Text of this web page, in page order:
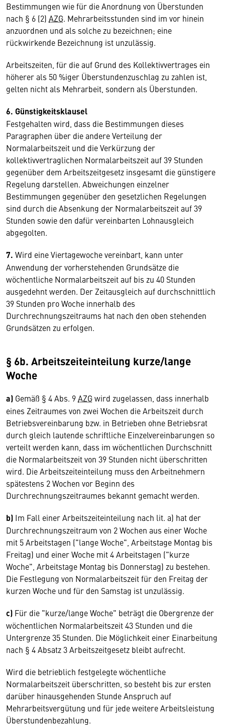
Bestimmungen wie für die Anordnung von Überstunden
nach § 6 (2) AZG. Mehrarbeitsstunden sind im vor hinein
anzuordnen und als solche zu bezeichnen; eine
rückwirkende Bezeichnung ist unzulässig.
Arbeitszeiten, für die auf Grund des Kollektivvertrages ein
höherer als 50 %iger Überstundenzuschlag zu zahlen ist,
gelten nicht als Mehrarbeit, sondern als Überstunden.
6. Günstigkeitsklausel
Festgehalten wird, dass die Bestimmungen dieses
Paragraphen über die andere Verteilung der
Normalarbeitszeit und die Verkürzung der
kollektivvertraglichen Normalarbeitszeit auf 39 Stunden
gegenüber dem Arbeitszeitgesetz insgesamt die günstigere
Regelung darstellen. Abweichungen einzelner
Bestimmungen gegenüber den gesetzlichen Regelungen
sind durch die Absenkung der Normalarbeitszeit auf 39
Stunden sowie den dafür vereinbarten Lohnausgleich
abgegolten.
7. Wird eine Viertagewoche vereinbart, kann unter
Anwendung der vorherstehenden Grundsätze die
wöchentliche Normalarbeitszeit auf bis zu 40 Stunden
ausgedehnt werden. Der Zeitausgleich auf durchschnittlich
39 Stunden pro Woche innerhalb des
Durchrechnungszeitraums hat nach den oben stehenden
Grundsätzen zu erfolgen.
§ 6b. Arbeitszeiteinteilung kurze/lange
Woche
a) Gemäß § 4 Abs. 9AZGwird zugelassen, dass innerhalb
eines Zeitraumes von zwei Wochen die Arbeitszeit durch
Betriebsvereinbarung bzw. in Betrieben ohne Betriebsrat
durch gleich lautende schriftliche Einzelvereinbarungen so
verteilt werden kann, dass im wöchentlichen Durchschnitt
die Normalarbeitszeit von 39 Stunden nicht überschritten
wird. Die Arbeitszeiteinteilung muss den Arbeitnehmern
spätestens 2 Wochen vor Beginn des
Durchrechnungszeitraumes bekannt gemacht werden.
b) Im Fall einer Arbeitszeiteinteilung nach lit. a) hat der
Durchrechnungszeitraum von 2 Wochen aus einer Woche
mit 5 Arbeitstagen ("lange Woche", Arbeitstage Montag bis
Freitag) und einer Woche mit 4 Arbeitstagen ("kurze
Woche", Arbeitstage Montag bis Donnerstag) zu bestehen.
Die Festlegung von Normalarbeitszeit für den Freitag der
kurzen Woche und für den Samstag ist unzulässig.
c) Für die "kurze/lange Woche" beträgt die Obergrenze der
wöchentlichen Normalarbeitszeit 43 Stunden und die
Untergrenze 35 Stunden. Die Möglichkeit einer Einarbeitung
nach § 4 Absatz 3 Arbeitszeitgesetz bleibt aufrecht.
Wird die betrieblich festgelegte wöchentliche
Normalarbeitszeit überschritten, so besteht bis zur ersten
darüber hinausgehenden Stunde Anspruch auf
Mehrarbeitsvergütung und für jede weitere Arbeitsleistung
Überstundenbezahlung.